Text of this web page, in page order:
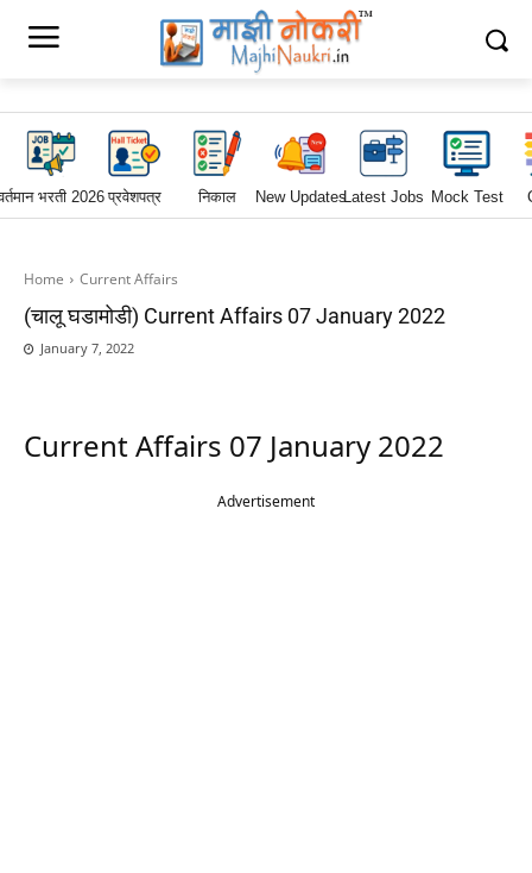
भरती 2026प्रवेशपत्र निकाल New UpdatesLatest Jobs Mock Test
Home Current Affairs
(चालू घडामोडी) Current Affairs 07 January 2022
January 7, 2022
Current Affairs 07 January 2022
Advertisement